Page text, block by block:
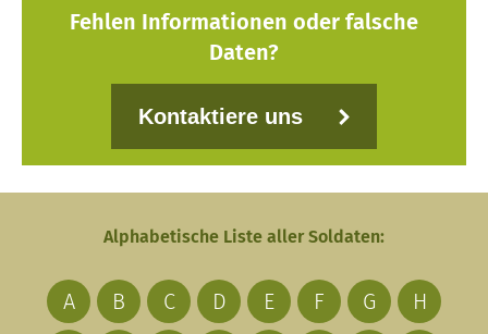
Fehlen Informationen oder falsche
Daten?
Kontaktiere uns
Alphabetische Liste aller Soldaten:
A B C D E F G
H